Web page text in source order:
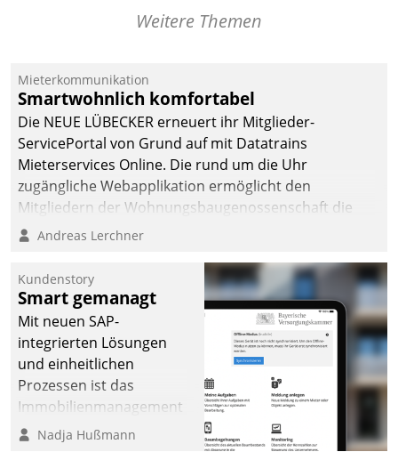
profitieren: Die nahtlose
Datatrain ermöglicht
automatisiert ausgelöste,
zielgerichtete
Mieterbefragungen – eine
starke Grundlage für
intelligente,
Entscheidungen.
Weitere Themen
Mieterkommunikation
Smartwohnlich komfortabel
Die NEUE LÜBECKER erneuert ihr Mitglieder-
ServicePortal von Grund auf mit Datatrains
Mieterservices Online. Die rund um die Uhr
zugängliche Webapplikation ermöglicht den
Mitgliedern der Wohnungs­bau­genossenschaft die
Kontaktaufnahme per Smartphone, Tablet oder PC.
Andreas Lerchner
Kundenstory
Smart gemanagt
Mit neuen SAP-
integrierten Lösungen
und einheitlichen
Prozessen ist das
Immobilienmanagement
der Bayerischen
Nadja Hußmann